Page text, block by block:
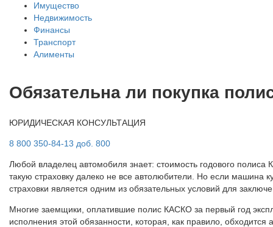
Имущество
Недвижимость
Финансы
Транспорт
Алименты
Обязательна ли покупка
ЮРИДИЧЕСКАЯ КОНСУЛЬТАЦИЯ
8 800 350-84-13 доб. 800
Любой владелец автомобиля знает: стоимость годового
такую страховку далеко не все автолюбители. Но если машина
страховки является одним из обязательных условий для
Многие заемщики, оплатившие полис КАСКО за первый год
исполнения этой обязанности, которая, как правило, обходится